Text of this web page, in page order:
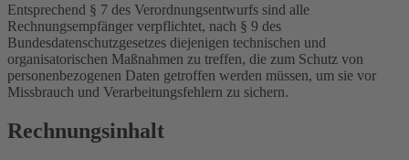
Entsprechend § 7 des Verordnungsentwurfs sind alle
Rechnungsempfänger verpflichtet, nach § 9 des
Bundesdatenschutzgesetzes diejenigen technischen und
organisatorischen Maßnahmen zu treffen, die zum Schutz von
personenbezogenen Daten getroffen werden müssen, um sie vor
Missbrauch und Verarbeitungsfehlern zu sichern.
Rechnungsinhalt